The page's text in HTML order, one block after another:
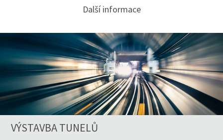
Další informace
VÝSTAVBA TUNELŮ